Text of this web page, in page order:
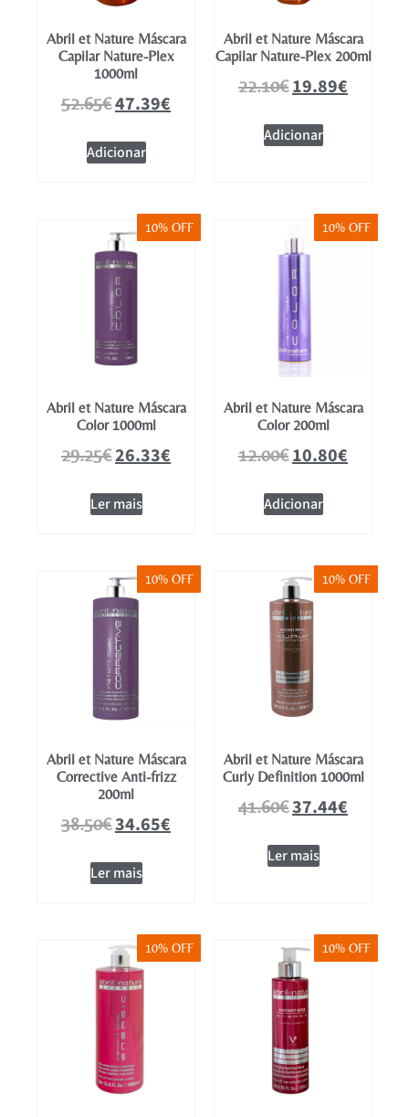
Abril et Nature Máscara
Capilar Nature-Plex
1000ml
52.65€47.39€
Adicionar
Abril et Nature Máscara
Capilar Nature-Plex 200ml
22.10€19.89€
Adicionar
10% OFF
Abril et Nature Máscara
Color 1000ml
29.25€26.33€
Ler mais
10% OFF
Abril et Nature Máscara
Color 200ml
12.00€10.80€
Adicionar
10% OFF
Abril et Nature Máscara
Corrective Anti-frizz
200ml
38.50€34.65€
Ler mais
10% OFF
Abril et Nature Máscara
Curly Definition 1000ml
41.60€37.44€
Ler mais
10% OFF 10% OFF